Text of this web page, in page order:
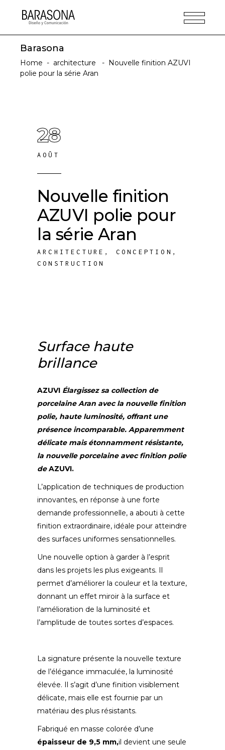
Barasona
Home - architecture - Nouvelle finition AZUVI
polie pour la série Aran
28
AOÛT
Nouvelle finition
AZUVI polie pour
la série Aran
ARCHITECTURE , CONCEPTION ,
CONSTRUCTION
Surface haute
brillance
AZUVI Élargissez sa collection de
porcelaine Aran avec la nouvelle finition
polie, haute luminosité, offrant une
présence incomparable. Apparemment
délicate mais étonnamment résistante,
la nouvelle porcelaine avec finition polie
deAZUVI.
L’application de techniques de production
innovantes, en réponse à une forte
demande professionnelle, a abouti à cette
finition extraordinaire, idéale pour atteindre
des surfaces uniformes sensationnelles.
Une nouvelle option à garder à l’esprit
dans les projets les plus exigeants. Il
permet d’améliorer la couleur et la texture,
donnant un effet miroir à la surface et
l’amélioration de la luminosité et
l’amplitude de toutes sortes d’espaces.
La signature présente la nouvelle texture
de l’élégance immaculée, la luminosité
élevée. Il s’agit d’une finition visiblement
délicate, mais elle est fournie par un
matériau des plus résistants.
Fabriqué en masse colorée d’une
épaisseur de 9,5 mm,il devient une seule